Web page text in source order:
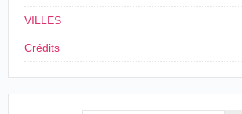
VILLES
Crédits